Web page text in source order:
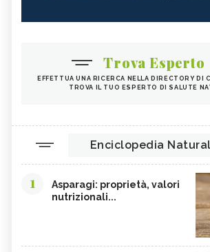
Trova Esperto
EFFETTUA UNA RICERCA NELLA DIRECTORY DI
TROVA IL TUO ESPERTO DI SALUTE
Enciclopedia
1
Asparagi: proprietà, valori
nutrizionali...